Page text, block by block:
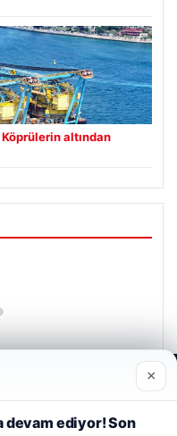
altından
iyi anlayabilmek,
amacıyla çerezler
×
devam ediyor! Son